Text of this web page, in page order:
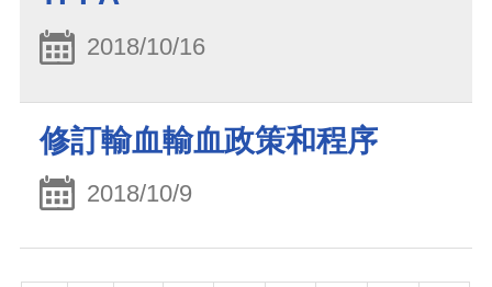
2018/10/16
修訂輸血輸血政策和程序
2018/10/9